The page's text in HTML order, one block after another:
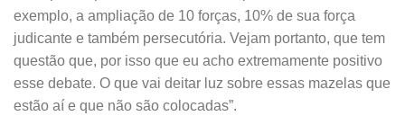
exemplo, a ampliação de 10 forças, 10% de sua força
judicante e também persecutória. Vejam portanto, que tem
questão que, por isso que eu acho extremamente positivo
esse debate. O que vai deitar luz sobre essas mazelas que
estão aí e que não são colocadas”.